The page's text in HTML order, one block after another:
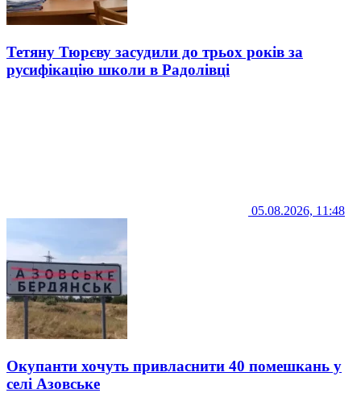
Тетяну Тюрєву засудили до трьох років за
русифікацію школи в Радолівці
05.08.2026, 11:48
Окупанти хочуть привласнити 40 помешкань у
селі Азовське